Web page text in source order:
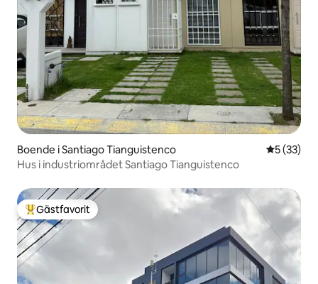
Boende i Santiago Tianguistenco 5 av 5 i
5 (33)
Hus i industriområdet Santiago Tianguistenco
Populär gästfavorit
Gästfavorit